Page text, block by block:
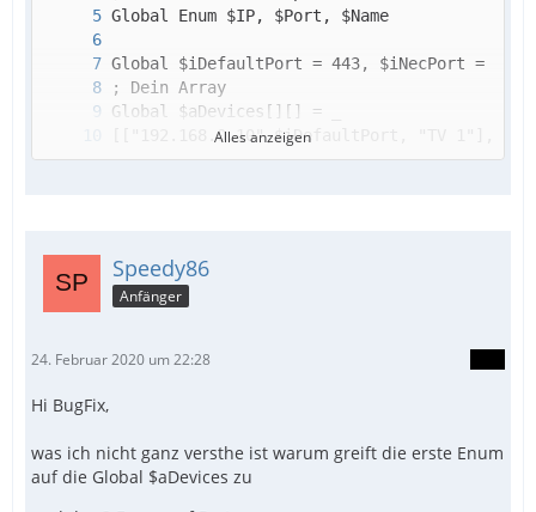
ConsoleWrite('Port (TV 1): ' &
Alles anzeigen
Speedy86
Anfänger
24. Februar 2020 um 22:28
Hi BugFix,
was ich nicht ganz versthe ist warum greift die erste Enum
auf die Global $aDevices zu